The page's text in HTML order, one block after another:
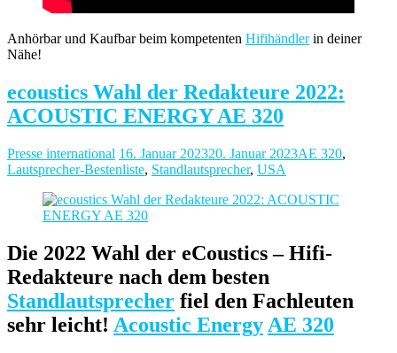
Anhörbar und Kaufbar beim kompetenten Hifihändlerin deiner
Nähe!
ecoustics Wahl der Redakteure 2022:
ACOUSTIC ENERGY AE 320
Presse international 16. Januar 202320. Januar 2023AE 320,
Lautsprecher-Bestenliste, Standlautsprecher, USA
Die 2022 Wahl der eCoustics – Hifi-
Redakteure nach dem besten
Standlautsprecher fiel den Fachleuten
sehr leicht! Acoustic Energy AE 320